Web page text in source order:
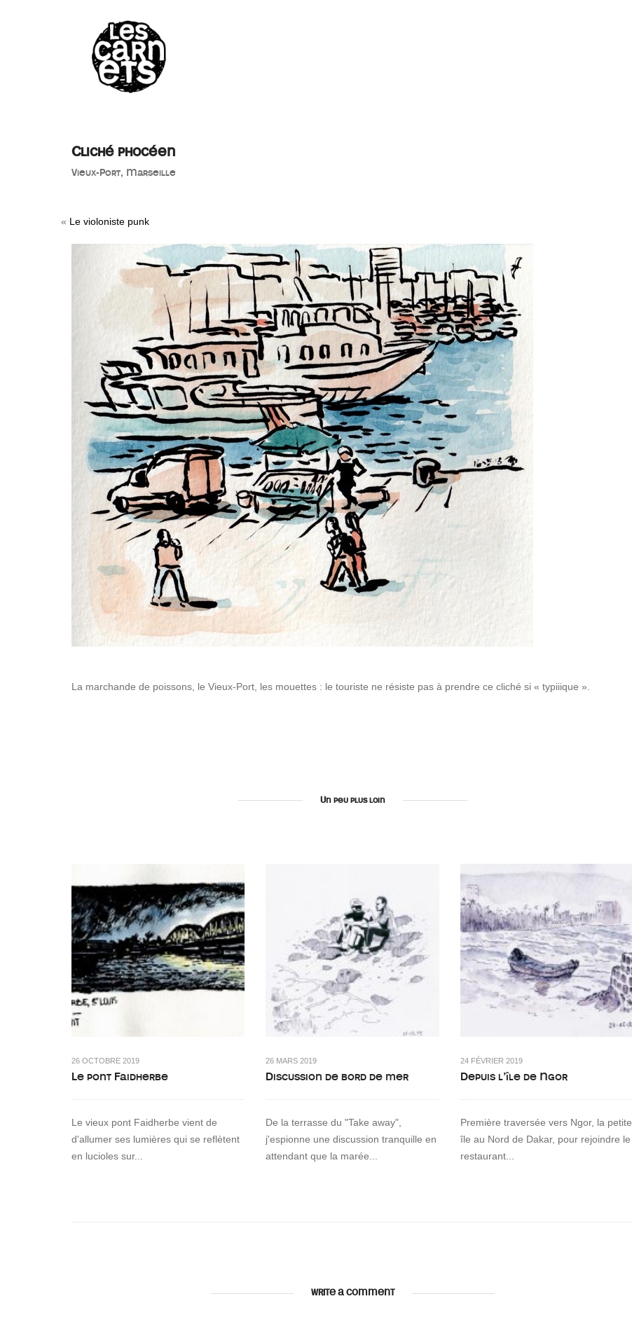
Cliché phocéen
Vieux-Port, Marseille
« Le violoniste punk
La marchande de poissons, le Vieux-Port, les mouettes : le touriste ne résiste pas à prendre ce cliché si « typiiique ».
Un peu plus loin
26 OCTOBRE 2019
Le pont Faidherbe
Le vieux pont Faidherbe vient de
d'allumer ses lumières qui se reflètent
en lucioles sur...
26 MARS 2019
Discussion de bord de mer
De la terrasse du "Take away",
j'espionne une discussion tranquille en
attendant que la marée...
24 FÉVRIER 2019
Depuis l’île de Ngor
Première traversée vers Ngor, la petite
île au Nord de Dakar, pour rejoindre le
restaurant...
WRITE A COMMENT